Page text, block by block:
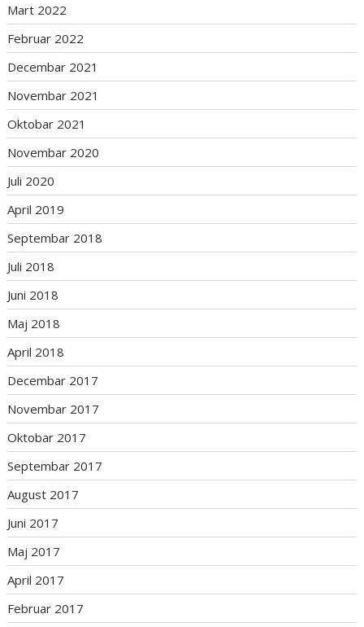
Mart 2022
Februar 2022
Decembar 2021
Novembar 2021
Oktobar 2021
Novembar 2020
Juli 2020
April 2019
Septembar 2018
Juli 2018
Juni 2018
Maj 2018
April 2018
Decembar 2017
Novembar 2017
Oktobar 2017
Septembar 2017
August 2017
Juni 2017
Maj 2017
April 2017
Februar 2017